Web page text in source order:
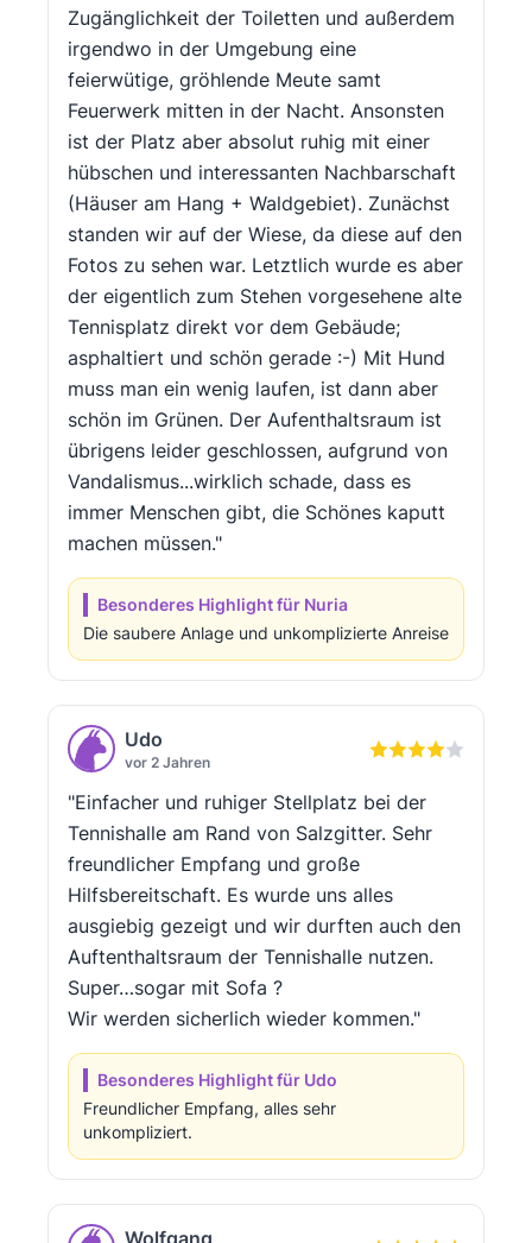
Zugänglichkeit der Toiletten und außerdem
irgendwo in der Umgebung eine
feierwütige, gröhlende Meute samt
Feuerwerk mitten in der Nacht. Ansonsten
ist der Platz aber absolut ruhig mit einer
hübschen und interessanten Nachbarschaft
(Häuser am Hang + Waldgebiet). Zunächst
standen wir auf der Wiese, da diese auf den
Fotos zu sehen war. Letztlich wurde es aber
der eigentlich zum Stehen vorgesehene alte
Tennisplatz direkt vor dem Gebäude;
asphaltiert und schön gerade :-) Mit Hund
muss man ein wenig laufen, ist dann aber
schön im Grünen. Der Aufenthaltsraum ist
übrigens leider geschlossen, aufgrund von
Vandalismus...wirklich schade, dass es
immer Menschen gibt, die Schönes kaputt
machen müssen."
Besonderes Highlight für Nuria
Die saubere Anlage und unkomplizierte Anreise
Udo
vor 2 Jahren
"Einfacher und ruhiger Stellplatz bei der
Tennishalle am Rand von Salzgitter. Sehr
freundlicher Empfang und große
Hilfsbereitschaft. Es wurde uns alles
ausgiebig gezeigt und wir durften auch den
Auftenthaltsraum der Tennishalle nutzen.
Super…sogar mit Sofa ?
Wir werden sicherlich wieder kommen."
Besonderes Highlight für Udo
Freundlicher Empfang, alles sehr
unkompliziert.
Wolfgang